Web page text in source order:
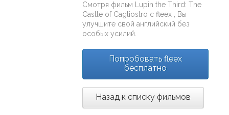
Смотря фильм
Lupin the Third: The
Castle of Cagliostro сfleex
, Вы
улучшите свой английский без
особых усилий.
Попробовать fleex
бесплатно
Назад к списку фильмов